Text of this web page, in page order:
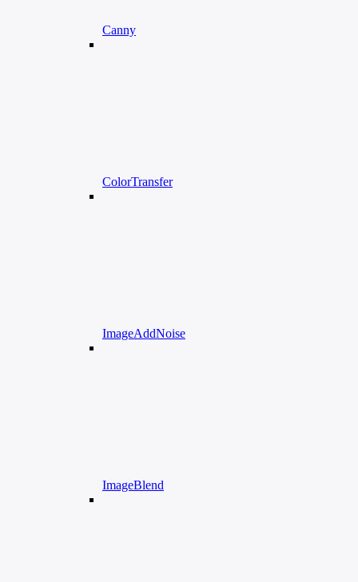
Canny
ColorTransfer
ImageAddNoise
ImageBlend